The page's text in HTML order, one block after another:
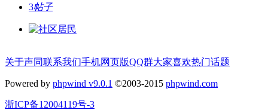
3帖子
关于声同联系我们手机网页版QQ群大家喜欢热门话题
Powered by phpwind v9.0.1 ©2003-2015 phpwind.com
浙ICP备12004119号-3